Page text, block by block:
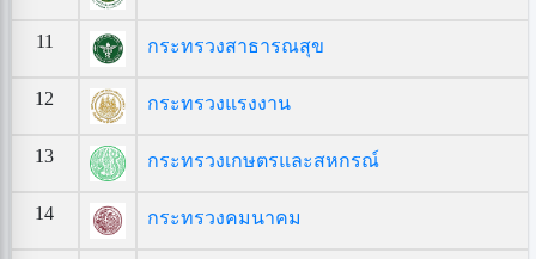
11 กระทรวงสาธารณสุข
12 กระทรวงแรงงาน
13 กระทรวงเกษตรและสหกรณ์
14 กระทรวงคมนาคม